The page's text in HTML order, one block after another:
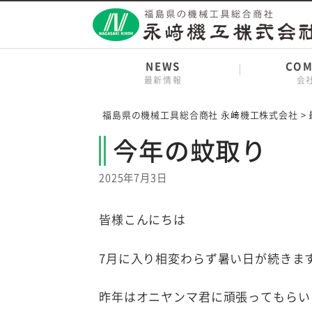
content
NEWS
最新情報 会
福島県の機械工具総合商社 永﨑機工株式会社 >
今年の蚊取り
2025年7月3日
皆様こんにちは
7月に入り相変わらず暑い日が続きま
昨年はオニヤンマ君に頑張ってもら